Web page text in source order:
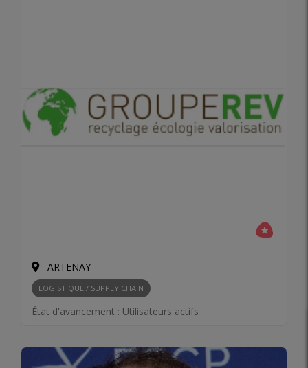
ARTENAY
LOGISTIQUE / SUPPLY CHAIN
État d'avancement : Utilisateurs actifs